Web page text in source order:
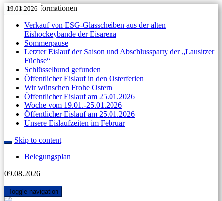
Aktuelle Informationen
Verkauf von ESG-Glasscheiben aus der alten
Eishockeybande der Eisarena
Sommerpause
Letzter Eislauf der Saison und Abschlussparty der „Lausitzer
Füchse“
Schlüsselbund gefunden
Öffentlicher Eislauf in den Osterferien
Wir wünschen Frohe Ostern
Öffentlicher Eislauf am 25.01.2026
Woche vom 19.01.-25.01.2026
Öffentlicher Eislauf am 25.01.2026
Unsere Eislaufzeiten im Februar
Skip to content
Belegungsplan
09.08.2026
Toggle navigation
11.05.2026
27.04.2026
Anzeige
11.04.2026
07.04.2026
31.03.2026
11.05.2026
27.04.2026
Anzeige
11.04.2026
07.04.2026
31.03.2026
23.03.2026
19.01.2026